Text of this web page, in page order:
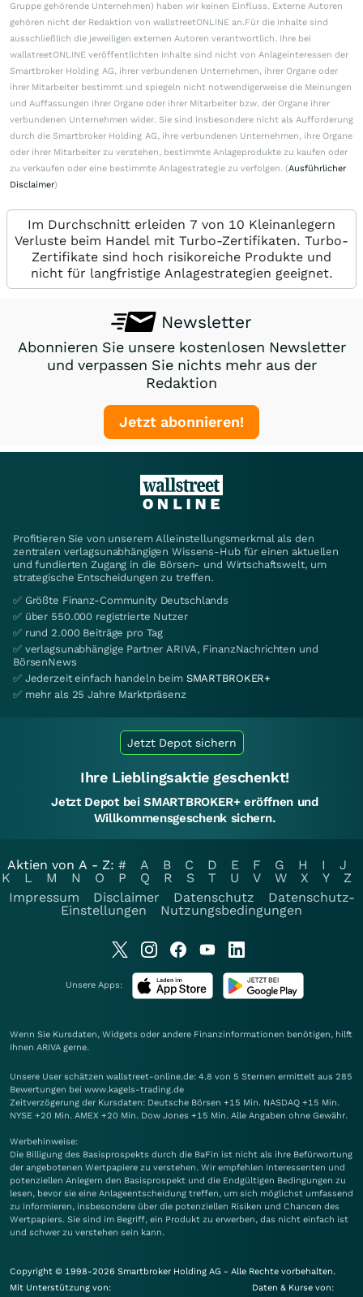
Gruppe gehörende Unternehmen) haben wir keinen Einfluss. Externe Autoren
gehören nicht der Redaktion von wallstreetONLINE an.Für die Inhalte sind
ausschließlich die jeweiligen externen Autoren verantwortlich. Ihre bei
wallstreetONLINE veröffentlichten Inhalte sind nicht von Anlageinteressen der
Smartbroker Holding AG, ihrer verbundenen Unternehmen, ihrer Organe oder
ihrer Mitarbeiter bestimmt und spiegeln nicht notwendigerweise die Meinungen
und Auffassungen ihrer Organe oder ihrer Mitarbeiter bzw. der Organe ihrer
verbundenen Unternehmen wider. Sie sind insbesondere nicht als Aufforderung
durch die Smartbroker Holding AG, ihre verbundenen Unternehmen, ihre Organe
oder ihrer Mitarbeiter zu verstehen, bestimmte Anlageprodukte zu kaufen oder
zu verkaufen oder eine bestimmte Anlagestrategie zu verfolgen. (Ausführlicher
Disclaimer)
Im Durchschnitt erleiden 7 von 10 Kleinanlegern
Verluste beim Handel mit Turbo-Zertifikaten. Turbo-
Zertifikate sind hoch risikoreiche Produkte und
nicht für langfristige Anlagestrategien geeignet.
Newsletter
Abonnieren Sie unsere kostenlosen Newsletter
und verpassen Sie nichts mehr aus der
Redaktion
Jetzt abonnieren!
Profitieren Sie von unserem Alleinstellungsmerkmal als den
zentralen verlagsunabhängigen Wissens-Hub für einen aktuellen
und fundierten Zugang in die Börsen- und Wirtschaftswelt, um
strategische Entscheidungen zu treffen.
✅ Größte Finanz-Community Deutschlands
✅ über 550.000 registrierte Nutzer
✅ rund 2.000 Beiträge pro Tag
✅ verlagsunabhängige Partner ARIVA, FinanzNachrichten und
BörsenNews
✅ Jederzeit einfach handeln beim SMARTBROKER+
✅ mehr als 25 Jahre Marktpräsenz
Jetzt Depot sichern
Ihre Lieblingsaktie geschenkt!
Jetzt Depot bei SMARTBROKER+ eröffnen und
Willkommensgeschenk sichern.
Aktien von A - Z: # A B C D E F G H I
J
K
L M N O P Q R S T U V W X Y
Z
Impressum
Disclaimer Datenschutz
Datenschutz-
Einstellungen
Nutzungsbedingungen
Unsere Apps:
Wenn Sie Kursdaten, Widgets oder andere Finanzinformationen benötigen, hilft
Ihnen ARIVA gerne.
Unsere User schätzen wallstreet-online.de: 4.8 von 5 Sternen ermittelt aus 285
Bewertungen bei www.kagels-trading.de
Zeitverzögerung der Kursdaten: Deutsche Börsen +15 Min. NASDAQ +15 Min.
NYSE +20 Min. AMEX +20 Min. Dow Jones +15 Min. Alle Angaben ohne Gewähr.
Werbehinweise:
Die Billigung des Basisprospekts durch die BaFin ist nicht als ihre Befürwortung
der angebotenen Wertpapiere zu verstehen. Wir empfehlen Interessenten und
potenziellen Anlegern den Basisprospekt und die Endgültigen Bedingungen zu
lesen, bevor sie eine Anlageentscheidung treffen, um sich möglichst umfassend
zu informieren, insbesondere über die potenziellen Risiken und Chancen des
Wertpapiers. Sie sind im Begriff, ein Produkt zu erwerben, das nicht einfach ist
und schwer zu verstehen sein kann.
Copyright © 1998-2026 Smartbroker Holding AG - Alle Rechte vorbehalten.
Mit Unterstützung von:
Daten & Kurse von: